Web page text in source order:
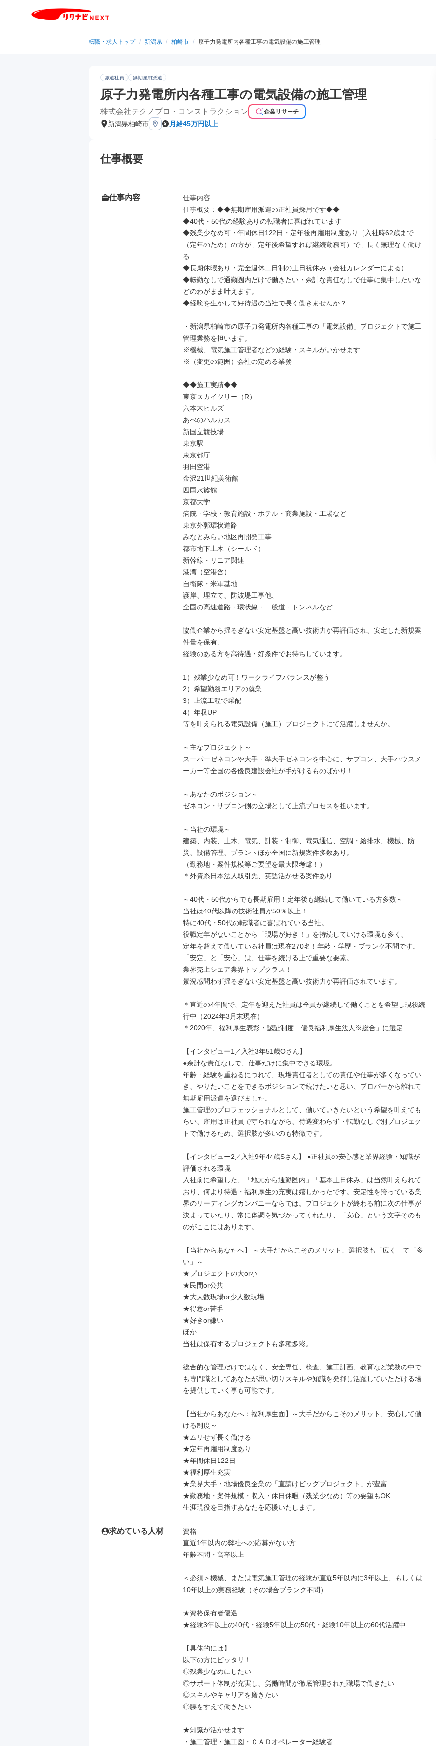
転職・求人トップ / 新潟県 / 柏崎市 / 原子力発電所内各種工事の電気設備の施工管理
派遣社員 無期雇用派遣
原子力発電所内各種工事の電気設備の施工管理
株式会社テクノプロ・コンストラクション 企業リサーチ
新潟県柏崎市 月給45万円以上
仕事概要
仕事内容
仕事内容
仕事概要：◆◆無期雇用派遣の正社員採用です◆◆
◆40代・50代の経験ありの転職者に喜ばれています！
◆残業少なめ可・年間休日122日・定年後再雇用制度あり（入社時62歳まで
（定年のため）の方が、定年後希望すれば継続勤務可）で、長く無理なく働け
る
◆長期休暇あり・完全週休二日制の土日祝休み（会社カレンダーによる）
◆転勤なしで通勤圏内だけで働きたい・余計な責任なしで仕事に集中したいな
どのわがまま叶えます。
◆経験を生かして好待遇の当社で長く働きませんか？
・新潟県柏崎市の原子力発電所内各種工事の「電気設備」プロジェクトで施工
管理業務を担います。
※機械、電気施工管理者などの経験・スキルがいかせます
※（変更の範囲）会社の定める業務
◆◆施工実績◆◆
東京スカイツリー（R）
六本木ヒルズ
あべのハルカス
新国立競技場
東京駅
東京都庁
羽田空港
金沢21世紀美術館
四国水族館
京都大学
病院・学校・教育施設・ホテル・商業施設・工場など
東京外郭環状道路
みなとみらい地区再開発工事
都市地下土木（シールド）
新幹線・リニア関連
港湾（空港含）
自衛隊・米軍基地
護岸、埋立て、防波堤工事他、
全国の高速道路・環状線・一般道・トンネルなど
協働企業から揺るぎない安定基盤と高い技術力が再評価され、安定した新規案
件量を保有。
経験のある方を高待遇・好条件でお待ちしています。
1）残業少なめ可！ワークライフバランスが整う
2）希望勤務エリアの就業
3）上流工程で采配
4）年収UP
等を叶えられる電気設備（施工）プロジェクトにて活躍しませんか。
～主なプロジェクト～
スーパーゼネコンや大手・準大手ゼネコンを中心に、サブコン、大手ハウスメ
ーカー等全国の各優良建設会社が手がけるものばかり！
～あなたのポジション～
ゼネコン・サブコン側の立場として上流プロセスを担います。
～当社の環境～
建築、内装、土木、電気、計装・制御、電気通信、空調・給排水、機械、防
災、設備管理、プラントほか全国に新規案件多数あり。
（勤務地・案件規模等ご要望を最大限考慮！）
＊外資系日本法人取引先、英語活かせる案件あり
～40代・50代からでも長期雇用！定年後も継続して働いている方多数～
当社は40代以降の技術社員が50％以上！
特に40代・50代の転職者に喜ばれている当社。
役職定年がないことから「現場が好き！」を持続していける環境も多く、
定年を超えて働いている社員は現在270名！年齢・学歴・ブランク不問です。
「安定」と「安心」は、仕事を続ける上で重要な要素。
業界売上シェア業界トップクラス！
景況感問わず揺るぎない安定基盤と高い技術力が再評価されています。
＊直近の4年間で、定年を迎えた社員は全員が継続して働くことを希望し現役続
行中（2024年3月末現在）
＊2020年、福利厚生表彰・認証制度「優良福利厚生法人※総合」に選定
【インタビュー1／入社3年51歳Oさん】
●余計な責任なしで、仕事だけに集中できる環境。
年齢・経験を重ねるにつれて、現場責任者としての責任や仕事が多くなってい
き、やりたいことをできるポジションで続けたいと思い、プロパーから離れて
無期雇用派遣を選びました。
施工管理のプロフェッショナルとして、働いていきたいという希望を叶えても
らい、雇用は正社員で守られながら、待遇変わらず・転勤なしで別プロジェク
トで働けるため、選択肢が多いのも特徴です。
【インタビュー2／入社9年44歳Sさん】 ●正社員の安心感と業界経験・知識が
評価される環境
入社前に希望した、「地元から通勤圏内」「基本土日休み」は当然叶えられて
おり、何より待遇・福利厚生の充実は嬉しかったです。安定性を誇っている業
界のリーディングカンパニーならでは。プロジェクトが終わる前に次の仕事が
決まっていたり、常に体調を気づかってくれたり、「安心」という文字そのも
のがここにはあります。
【当社からあなたへ】 ～大手だからこそのメリット、選択肢も「広く」て「多
い」～
★プロジェクトの大or小
★民間or公共
★大人数現場or少人数現場
★得意or苦手
★好きor嫌い
ほか
当社は保有するプロジェクトも多種多彩。
総合的な管理だけではなく、安全専任、検査、施工計画、教育など業務の中で
も専門職としてあなたが思い切りスキルや知識を発揮し活躍していただける場
を提供していく事も可能です。
【当社からあなたへ：福利厚生面】～大手だからこそのメリット、安心して働
ける制度～
★ムリせず長く働ける
★定年再雇用制度あり
★年間休日122日
★福利厚生充実
★業界大手・地場優良企業の「直請けビッグプロジェクト」が豊富
★勤務地・案件規模・収入・休日休暇（残業少なめ）等の要望もOK
生涯現役を目指すあなたを応援いたします。
求めている人材
資格
直近1年以内の弊社への応募がない方
年齢不問・高卒以上
＜必須＞機械、または電気施工管理の経験が直近5年以内に3年以上、もしくは
10年以上の実務経験（その場合ブランク不問）
★資格保有者優遇
★経験3年以上の40代・経験5年以上の50代・経験10年以上の60代活躍中
【具体的には】
以下の方にピッタリ！
◎残業少なめにしたい
◎サポート体制が充実し、労働時間が徹底管理された職場で働きたい
◎スキルやキャリアを磨きたい
◎腰をすえて働きたい
★知識が活かせます
・施工管理・施工図・ＣＡＤオペレーター経験者